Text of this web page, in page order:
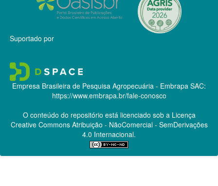
Suportado por
Empresa Brasileira de Pesquisa Agropecuária - Embrapa SAC:
https://www.embrapa.br/fale-conosco
O conteúdo do repositório está licenciado sob a Licença
Creative CommonsAtribuição - NãoComercial - SemDerivações
4.0 Internacional.